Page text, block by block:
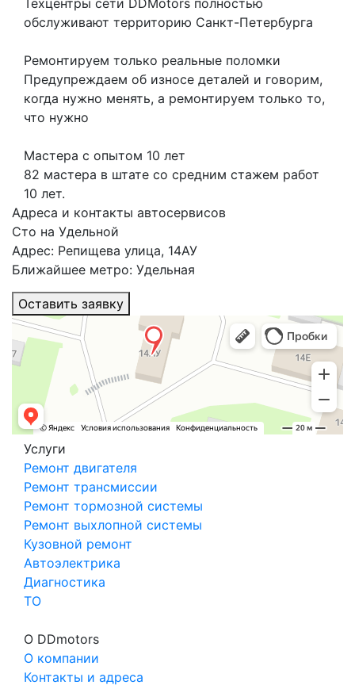
обслуживают территорию Санкт-Петербурга
Ремонтируем только реальные поломки
Предупреждаем об износе деталей и говорим,
когда нужно менять, а ремонтируем только то,
что нужно
Мастера с опытом 10 лет
82 мастера в штате со средним стажем работ
10 лет.
Адреса и контакты автосервисов
Сто на Удельной
Адрес: Репищева улица, 14АУ
Ближайшее метро: Удельная
Оставить заявку
Услуги
Ремонт двигателя
Ремонт трансмиссии
Ремонт тормозной системы
Ремонт выхлопной системы
Кузовной ремонт
Автоэлектрика
Диагностика
ТО
О DDmotors
О компании
Контакты и адреса